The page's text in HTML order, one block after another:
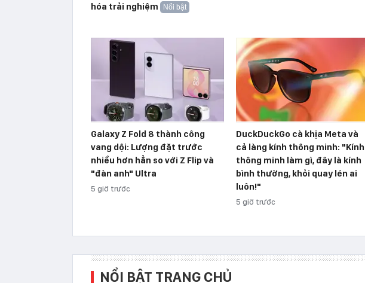
hóa trải nghiệm
Nổi bật
Galaxy Z Fold 8 thành công
vang dội: Lượng đặt trước
nhiều hơn hẳn so với Z Flip và
"đàn anh" Ultra
5 giờ trước
DuckDuckGo cà khịa Meta và
cả làng kính thông minh: "Kính
thông minh làm gì, đây là kính
bình thường, khỏi quay lén ai
luôn!"
5 giờ trước
NỔI BẬT TRANG CHỦ